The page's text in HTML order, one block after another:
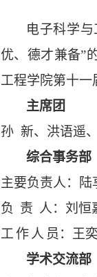
电子科学
优、德才兼备”
工程学院第十一
主席团
孙 新、 洪语遥、
综合事务部
主要负责人 ：陆
负责 人 ：刘恒
工作人 员 ：王
学术交流部